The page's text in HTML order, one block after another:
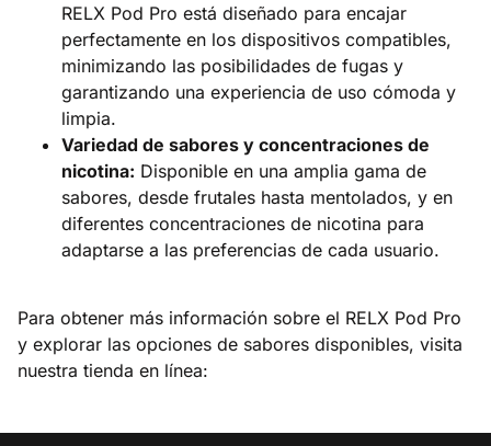
RELX Pod Pro está diseñado para encajar
perfectamente en los dispositivos compatibles,
minimizando las posibilidades de fugas y
garantizando una experiencia de uso cómoda y
limpia.​
Variedad de sabores y concentraciones de
nicotina: Disponible en una amplia gama de
sabores, desde frutales hasta mentolados, y en
diferentes concentraciones de nicotina para
adaptarse a las preferencias de cada usuario.​
Para obtener más información sobre el RELX Pod Pro
y explorar las opciones de sabores disponibles, visita
nuestra tienda en línea:​